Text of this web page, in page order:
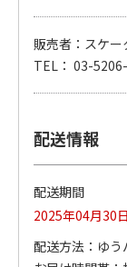
ふわっとフタ
パペットスン
R…
販売者：スケ
TEL： 03-
配送情報
配送期間
2025年04月30
配送方法
ゆう